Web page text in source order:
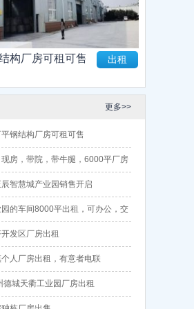
构厂房可租可售 出租
更多>>
钢结构厂房可租可售
房，带院，带牛腿，6000平厂房
智慧城产业园销售开启
园的车间8000平出租，可办公，交
发区厂房出租
人厂房出租，有意者电联
德城天衢工业园厂房出租